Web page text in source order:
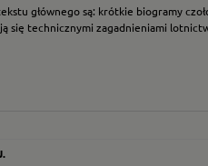
głównego są: krótkie biogramy
się technicznymi zagadnieniami